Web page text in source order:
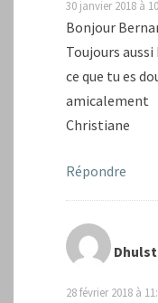
30 janvier 2018 à
Bonjour
Toujours
ce que tu es
amicalement
Christiane
Répondre
28 février 2018 à